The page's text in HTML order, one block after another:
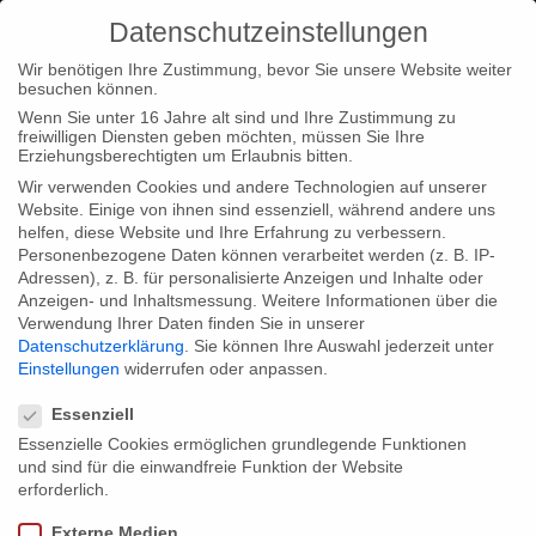
Home Type|News
„A Letter to Nelson Mandela“ coming up
on Arte
„A Letter to Nelson Mandela“ coming up
on Arte
How do great politicians, civil rights activists, artists and writers
interpret Nelson Mandela’s message of freedom, forgiveness
Datenschutzeinstellungen
Wir benötigen Ihre Zustimmung, bevor Sie unsere Website weiter
besuchen können.
Wenn Sie unter 16 Jahre alt sind und Ihre Zustimmung zu
freiwilligen Diensten geben möchten, müssen Sie Ihre
Erziehungsberechtigten um Erlaubnis bitten.
Wir verwenden Cookies und andere Technologien auf unserer
Website. Einige von ihnen sind essenziell, während andere uns
helfen, diese Website und Ihre Erfahrung zu verbessern.
Personenbezogene Daten können verarbeitet werden (z. B. IP-
Adressen), z. B. für personalisierte Anzeigen und Inhalte oder
Anzeigen- und Inhaltsmessung. Weitere Informationen über die
Verwendung Ihrer Daten finden Sie in unserer
Datenschutzerklärung
Sie können Ihre Auswahl jederzeit unter
Einstellungen widerrufen oder anpassen.
Essenziell
Essenzielle Cookies ermöglichen grundlegende Funktionen
und sind für die einwandfreie Funktion der Website
erforderlich.